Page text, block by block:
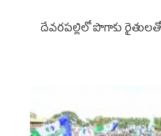
దేవరపల్లిలో పొగాకు